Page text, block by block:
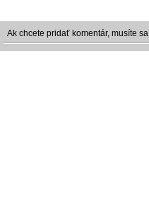
Ak chcete pridať komentár, musíte sa